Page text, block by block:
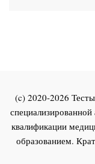
(c) 2020-2026
квалификации
образованием.